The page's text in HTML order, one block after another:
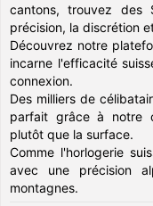
cantons, trouvez des
précision, la discrétion
Découvrez notre
incarne l'efficacité
connexion.
Des milliers de
parfait grâce à notre
plutôt que la surface.
Comme l'horlogerie
avec une précision
montagnes.